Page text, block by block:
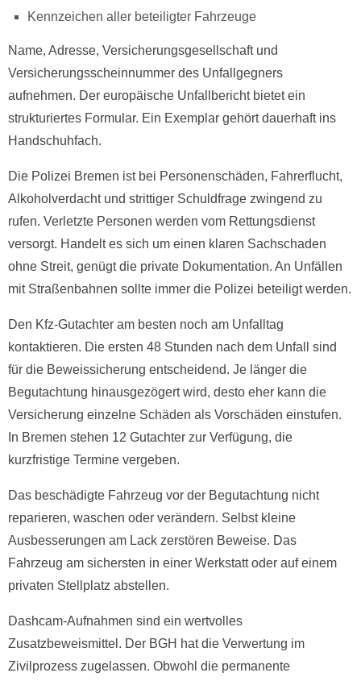
Kennzeichen aller beteiligter Fahrzeuge
Name, Adresse, Versicherungsgesellschaft und
Versicherungsscheinnummer des Unfallgegners
aufnehmen. Der europäische Unfallbericht bietet ein
strukturiertes Formular. Ein Exemplar gehört dauerhaft ins
Handschuhfach.
Die Polizei Bremen ist bei Personenschäden, Fahrerflucht,
Alkoholverdacht und strittiger Schuldfrage zwingend zu
rufen. Verletzte Personen werden vom Rettungsdienst
versorgt. Handelt es sich um einen klaren Sachschaden
ohne Streit, genügt die private Dokumentation. An Unfällen
mit Straßenbahnen sollte immer die Polizei beteiligt werden.
Den Kfz-Gutachter am besten noch am Unfalltag
kontaktieren. Die ersten 48 Stunden nach dem Unfall sind
für die Beweissicherung entscheidend. Je länger die
Begutachtung hinausgezögert wird, desto eher kann die
Versicherung einzelne Schäden als Vorschäden einstufen.
In Bremen stehen 12 Gutachter zur Verfügung, die
kurzfristige Termine vergeben.
Das beschädigte Fahrzeug vor der Begutachtung nicht
reparieren, waschen oder verändern. Selbst kleine
Ausbesserungen am Lack zerstören Beweise. Das
Fahrzeug am sichersten in einer Werkstatt oder auf einem
privaten Stellplatz abstellen.
Dashcam-Aufnahmen sind ein wertvolles
Zusatzbeweismittel. Der BGH hat die Verwertung im
Zivilprozess zugelassen. Obwohl die permanente